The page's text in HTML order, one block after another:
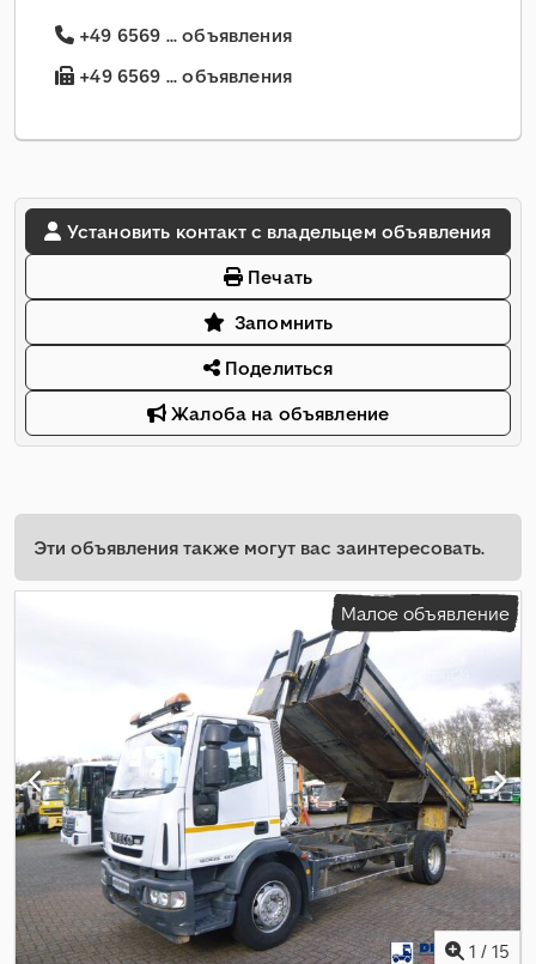
+49 6569 ... объявления
+49 6569 ... объявления
Установить контакт с владельцем объявления
Печать
Запомнить
Поделиться
Жалоба на объявление
Эти объявления также могут вас заинтересовать.
Малое объявление
1 / 15